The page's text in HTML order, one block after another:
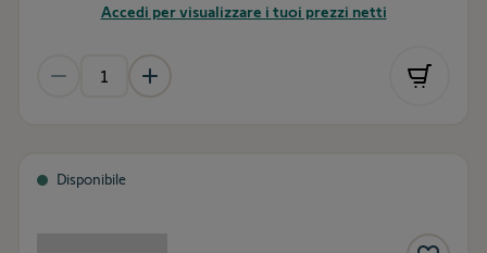
Accedi per visualizzare i tuoi prezzi netti
Disponibile